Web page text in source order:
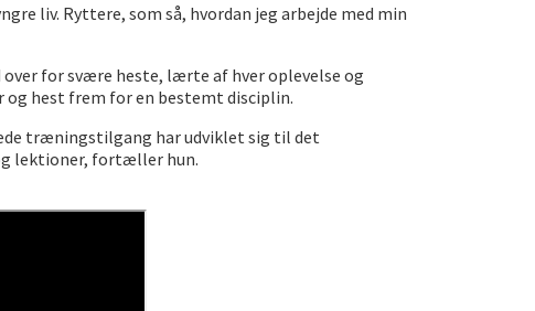
liv. Ryttere, som så, hvordan jeg arbejde med min
for svære heste, lærte af hver oplevelse og
hest frem for en bestemt disciplin.
træningstilgang har udviklet sig til det
lektioner, fortæller hun.